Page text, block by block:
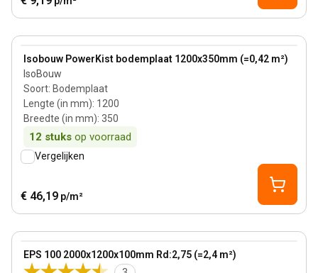
Isobouw PowerKist bodemplaat 1200x350mm (=0,42 m²)
IsoBouw
Soort: Bodemplaat
Lengte (in mm): 1200
Breedte (in mm): 350
12 stuks op voorraad
View product
Vergelijken
€ 46,19 p/m²
EPS 100 2000x1200x100mm Rd:2,75 (=2,4 m²)
View product